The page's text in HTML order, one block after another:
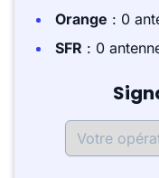
Orange : 0
SFR : 0